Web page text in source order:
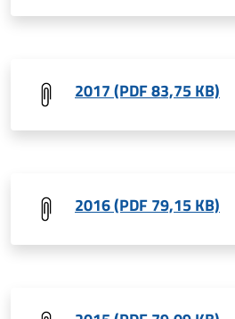
2017 (PDF 83,75 KB)
2016 (PDF 79,15 KB)